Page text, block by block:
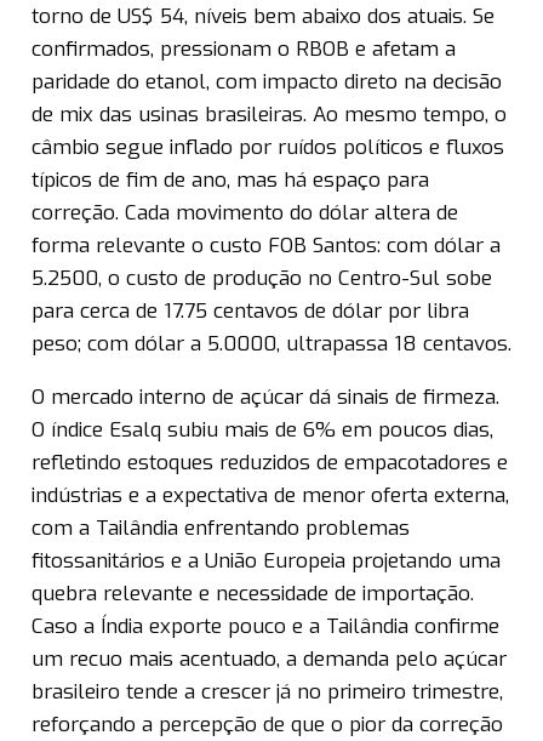
torno de US$ 54, níveis bem abaixo dos atuais. Se
confirmados, pressionam o RBOB e afetam a
paridade do etanol, com impacto direto na decisão
de mix das usinas brasileiras. Ao mesmo tempo, o
câmbio segue inflado por ruídos políticos e fluxos
típicos de fim de ano, mas há espaço para
correção. Cada movimento do dólar altera de
forma relevante o custo FOB Santos: com dólar a
5.2500, o custo de produção no Centro-Sul sobe
para cerca de 17.75 centavos de dólar por libra
peso; com dólar a 5.0000, ultrapassa 18 centavos.
O mercado interno de açúcar dá sinais de firmeza.
O índice Esalq subiu mais de 6% em poucos dias,
refletindo estoques reduzidos de empacotadores e
indústrias e a expectativa de menor oferta externa,
com a Tailândia enfrentando problemas
fitossanitários e a União Europeia projetando uma
quebra relevante e necessidade de importação.
Caso a Índia exporte pouco e a Tailândia confirme
um recuo mais acentuado, a demanda pelo açúcar
brasileiro tende a crescer já no primeiro trimestre,
reforçando a percepção de que o pior da correção